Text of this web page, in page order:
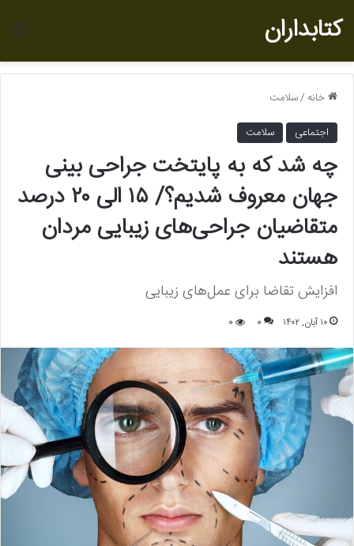
کتابداران
خانه /سلامت
اجتماعی
سلامت
چه شد که به پایتخت جراحی بینی
جهان معروف شدیم؟/ ۱۵ الی ۲۰ درصد
متقاضیان جراحی‌های زیبایی مردان
هستند
افزایش تقاضا برای عمل‌های زیبایی
۱۰ آبان, ۱۴۰۲ 0
0